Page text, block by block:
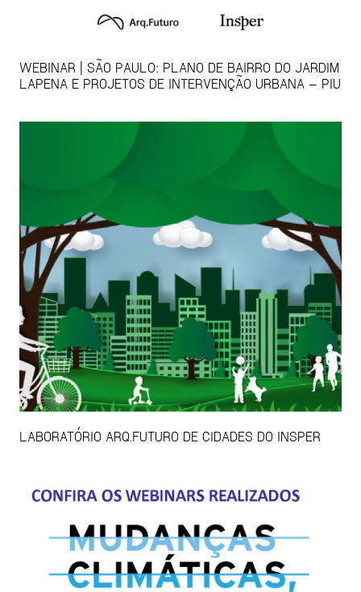
WEBINAR | SÃO PAULO: PLANO DE BAIRRO DO JARDIM
LAPENA E PROJETOS DE INTERVENÇÃO URBANA – PIU
LABORATÓRIO ARQ.FUTURO DE CIDADES DO INSPER